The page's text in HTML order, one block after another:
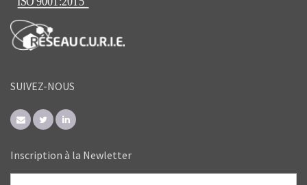
SUIVEZ-NOUS
Inscription à la Newletter